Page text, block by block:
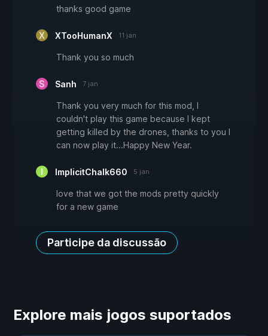
thanks good game
XTooHumanX 11 jan
Thank you so much
Sanh 7 jan
Thank you very much for this mod, I
couldn't play this game because I kept
getting killed by the drones, thanks to you I
can now play it...Happy New Year.
ImplicitChalk660 5 jan
love that we got the mods pretty quickly
for a new game
Participe da discussão
Explore mais jogos suportados